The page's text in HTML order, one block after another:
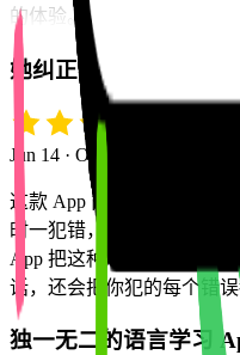
的体验。
她纠正我，却毫无尴尬
Jun 14 · Olga
这款 App 简直太棒了。你
时一犯错，对方却要不停
App 把这种尴尬彻底化解
话，还会把你犯的每个错误
独一无二的语言学习